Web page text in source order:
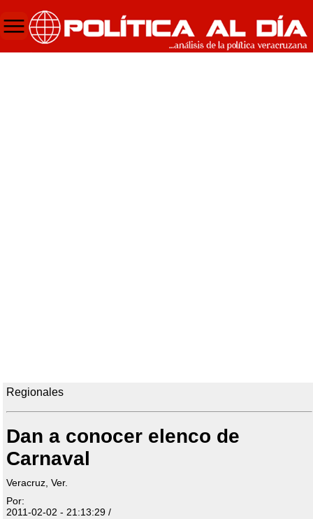
Regionales
Dan a conocer elenco de
Carnaval
Veracruz, Ver.
Por:
2011-02-02 - 21:13:29 /